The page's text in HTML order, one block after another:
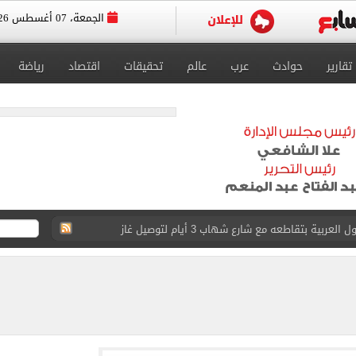
الجمعة، 07 أغسطس 2026
تقارير حوادث عرب عالم تحقيقات اقتصاد رياضة
بتقاطعه مع شارع شهاب 3 أيام لتوصيل غاز
تصدره قائمة بيلبورد عربية لـ68 أسبوعا
هذا الرقم